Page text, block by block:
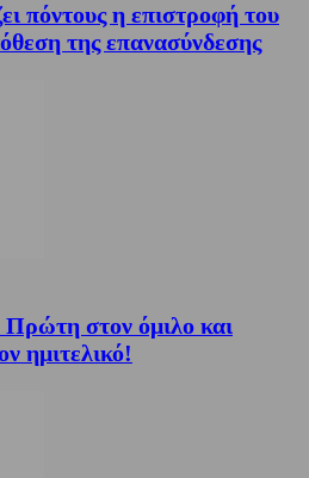
πόντους η επιστροφή του
της επανασύνδεσης
στον όμιλο και
ημιτελικό!